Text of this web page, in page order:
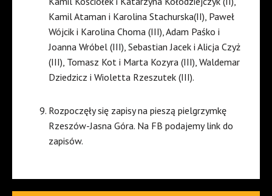
Kamil Ataman i Karolina Stachurska(II), Paweł
Wójcik i Karolina Choma (III), Adam Paśko i
Joanna Wróbel (III), Sebastian Jacek i Alicja Czyż
(III), Tomasz Kot i Marta Kozyra (III), Waldemar
Dziedzicz i Wioletta Rzeszutek (III).
Rozpoczęły się zapisy na pieszą pielgrzymkę
Rzeszów-Jasna Góra. Na FB podajemy link do
zapisów.